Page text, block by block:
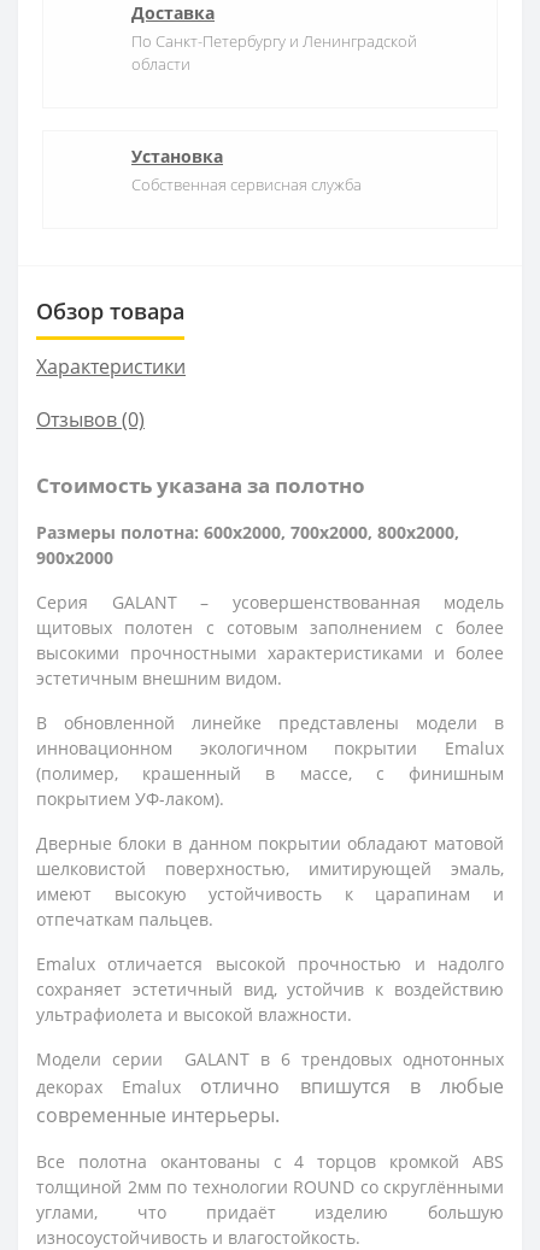
Доставка
По Санкт-Петербургу и Ленинградской
области
Установка
Собственная сервисная служба
Обзор товара
Характеристики
Отзывов (0)
Стоимость указана за полотно
Размеры полотна: 600x2000, 700x2000, 800x2000,
900x2000
Серия GALANT – усовершенствованная модель
щитовых полотен c сотовым заполнением с более
высокими прочностными характеристиками и более
эстетичным внешним видом.
В обновленной линейке представлены модели в
инновационном экологичном покрытии Emalux
(полимер, крашенный в массе, с финишным
покрытием УФ-лаком).
Дверные блоки в данном покрытии обладают матовой
шелковистой поверхностью, имитирующей эмаль,
имеют высокую устойчивость к царапинам и
отпечаткам пальцев.
Emalux отличается высокой прочностью и надолго
сохраняет эстетичный вид, устойчив к воздействию
ультрафиолета и высокой влажности.
Модели серии
GALANT в 6 трендовых однотонных
декорах
Emalux
отлично впишутся в любые
современные интерьеры.
Все полотна окантованы с 4 торцов кромкой ABS
толщиной 2мм по технологии ROUND со скруглёнными
углами, что придаёт изделию большую
износоустойчивость и влагостойкость.